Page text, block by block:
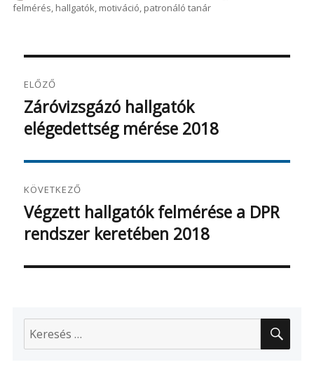
felmérés, hallgatók, motiváció, patronáló tanár
navigáció
ELŐZŐ
Korábbi
bejegyzés:
Záróvizsgázó hallgatók
elégedettség mérése 2018
KÖVETKEZŐ
Következő
bejegyzés:
Végzett hallgatók felmérése a DPR
rendszer keretében 2018
Keresés
a